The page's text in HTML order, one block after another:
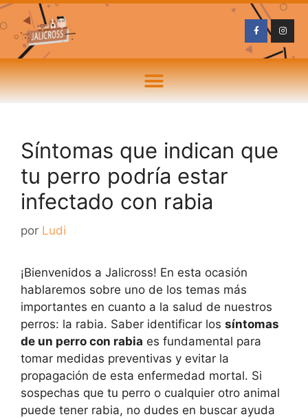
Síntomas que indican que
tu perro podría estar
infectado con rabia
por Ludi
¡Bienvenidos a Jalicross! En esta ocasión
hablaremos sobre uno de los temas más
importantes en cuanto a la salud de nuestros
perros: la rabia. Saber identificar los síntomas
de un perro con rabia es fundamental para
tomar medidas preventivas y evitar la
propagación de esta enfermedad mortal. Si
sospechas que tu perro o cualquier otro animal
puede tener rabia, no dudes en buscar ayuda